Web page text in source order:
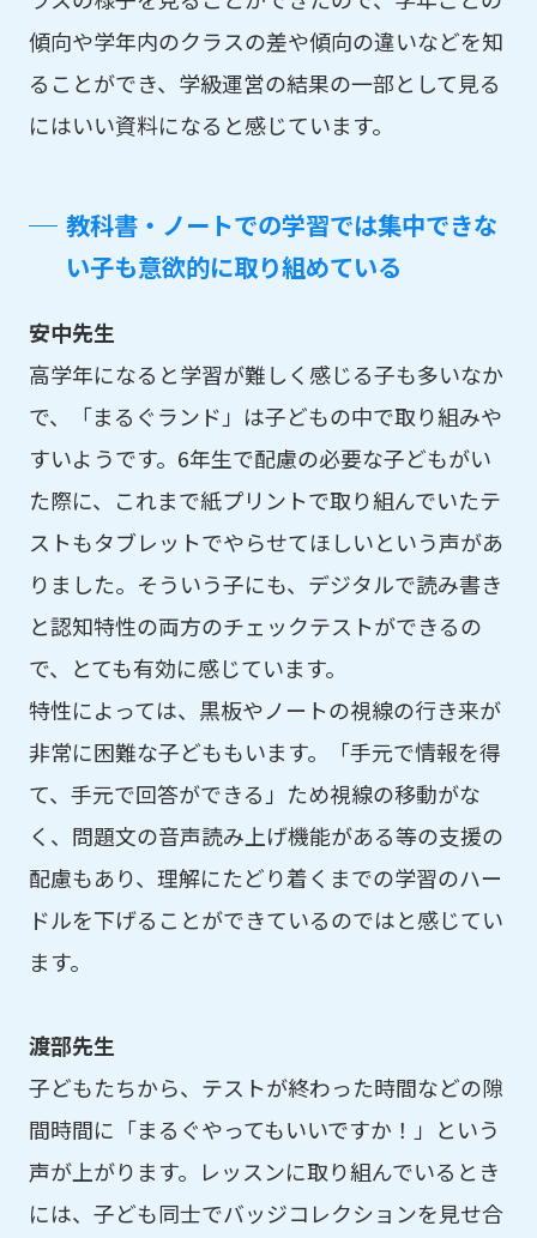
傾向や学年内のクラスの差や傾向の違いなどを知
ることができ、学級運営の結果の一部として見る
にはいい資料になると感じています。
教科書・ノートでの学習では集中できな
い子も意欲的に取り組めている
安中先生
高学年になると学習が難しく感じる子も多いなか
で、「まるぐランド」は子どもの中で取り組みや
すいようです。6年生で配慮の必要な子どもがい
た際に、これまで紙プリントで取り組んでいたテ
ストもタブレットでやらせてほしいという声があ
りました。そういう子にも、デジタルで読み書き
と認知特性の両方のチェックテストができるの
で、とても有効に感じています。
特性によっては、黒板やノートの視線の行き来が
非常に困難な子どももいます。「手元で情報を得
て、手元で回答ができる」ため視線の移動がな
く、問題文の音声読み上げ機能がある等の支援の
配慮もあり、理解にたどり着くまでの学習のハー
ドルを下げることができているのではと感じてい
ます。
渡部先生
子どもたちから、テストが終わった時間などの隙
間時間に「まるぐやってもいいですか！」という
声が上がります。レッスンに取り組んでいるとき
には、子ども同士でバッジコレクションを見せ合